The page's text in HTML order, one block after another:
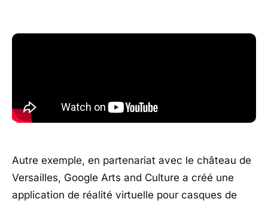
Autre exemple, en partenariat avec le château de
Versailles, Google Arts and Culture a créé une
application de réalité virtuelle pour casques de